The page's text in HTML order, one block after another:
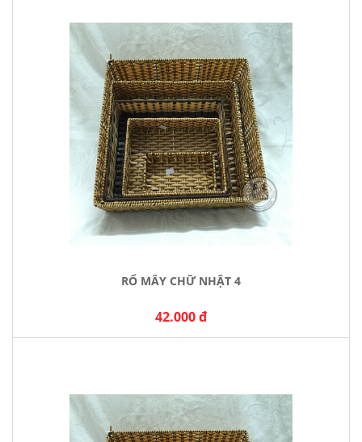
RỔ MÂY CHỮ NHẬT 4
42.000 đ